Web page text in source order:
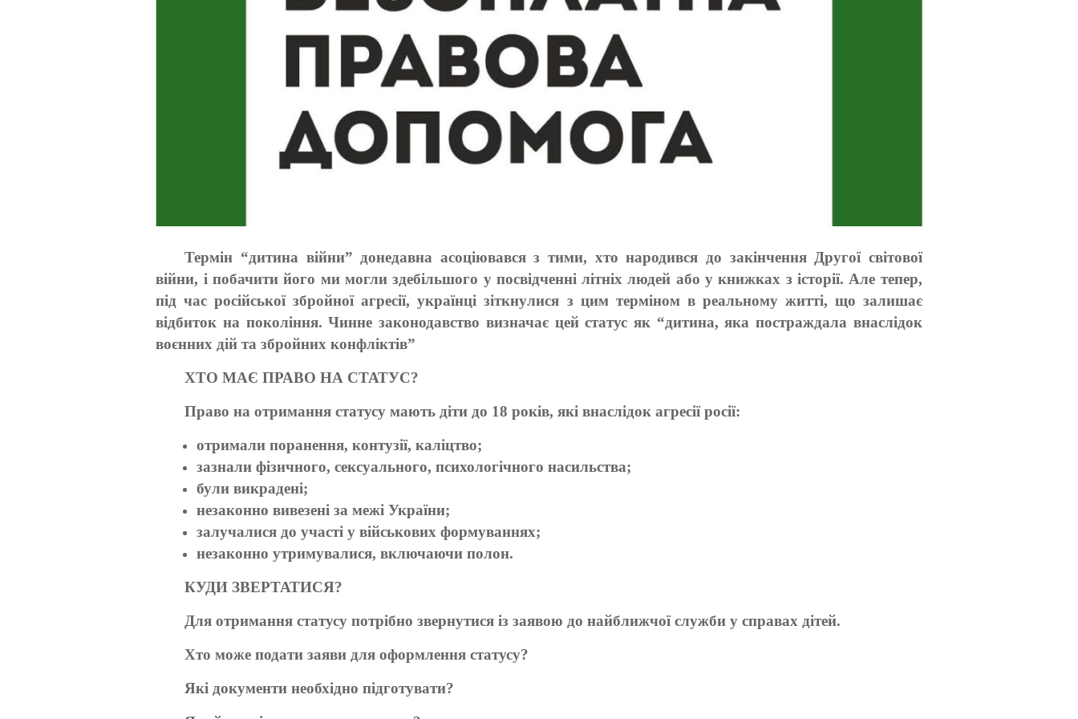
Термін “дитина війни” донедавна асоціювався з тими, хто народився до закінчення Другої світової
війни, і побачити його ми могли здебільшого у посвідченні літніх людей або у книжках з історії. Але тепер,
під час російської збройної агресії, українці зіткнулися з цим терміном в реальному житті, що залишає
відбиток на покоління. Чинне законодавство визначає цей статус як “дитина, яка постраждала внаслідок
воєнних дій та збройних конфліктів”
ХТО МАЄ ПРАВО НА СТАТУС?
Право на отримання статусу мають діти до 18 років, які внаслідок агресії росії:
отримали поранення, контузії, каліцтво;
зазнали фізичного, сексуального, психологічного насильства;
були викрадені;
незаконно вивезені за межі України;
залучалися до участі у військових формуваннях;
незаконно утримувалися, включаючи полон.
КУДИ ЗВЕРТАТИСЯ?
Для отримання статусу потрібно звернутися із заявою до найближчої служби у справах дітей.
Хто може подати заяви для оформлення статусу?
Які документи необхідно підготувати?